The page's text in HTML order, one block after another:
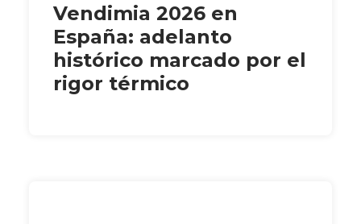
Vendimia 2026 en
España: adelanto
histórico marcado por el
rigor térmico